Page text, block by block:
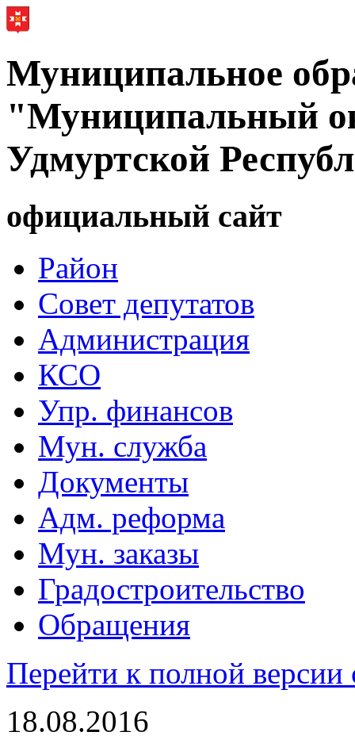
Муниципальное
"Муниципальный
Удмуртской
официальный сайт
Район
Совет депутатов
Администрация
КСО
Упр. финансов
Мун. служба
Документы
Адм. реформа
Мун. заказы
Градостроительство
Обращения
Перейти к полной версии
18.08.2016